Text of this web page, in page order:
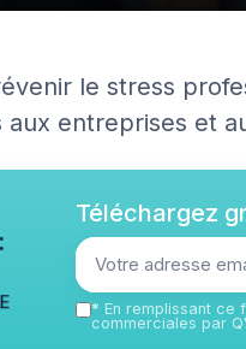
le stress
entreprises et
Téléchargez
* En remplissant ce
commerciales par